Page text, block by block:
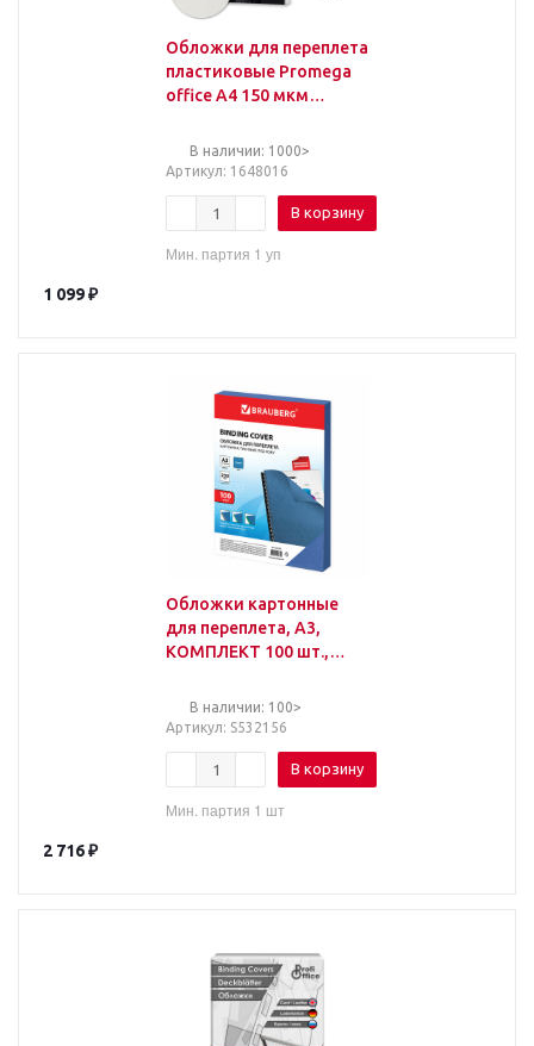
Обложки для переплета
пластиковые Promega
office А4 150 мкм
(50 штук в упаковке
В наличии: 1000>
Артикул: 1648016
В корзину
Мин. партия 1 уп
1 099₽
Обложки картонные
для переплета, А3,
КОМПЛЕКТ 100 шт.,
г/м2, синие, BRAUBERG
В наличии: 100>
Артикул: S532156
В корзину
Мин. партия 1 шт
2 716₽